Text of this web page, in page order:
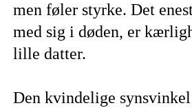
men føler styrke. Det
med sig i døden, er
lille datter.
Den kvindelige